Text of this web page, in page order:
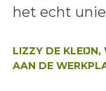
het echt
LIZZY DE
AAN DE